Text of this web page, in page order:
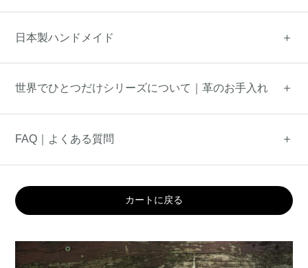
日本製ハンドメイド
世界でひとつだけシリーズについて｜革のお手入れ
FAQ｜よくある質問
カートに戻る